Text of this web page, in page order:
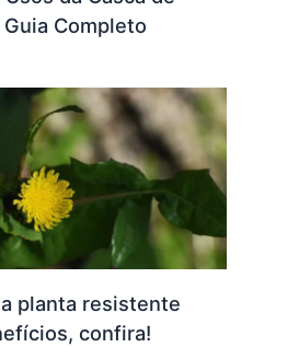
Completo
planta resistente
confira!